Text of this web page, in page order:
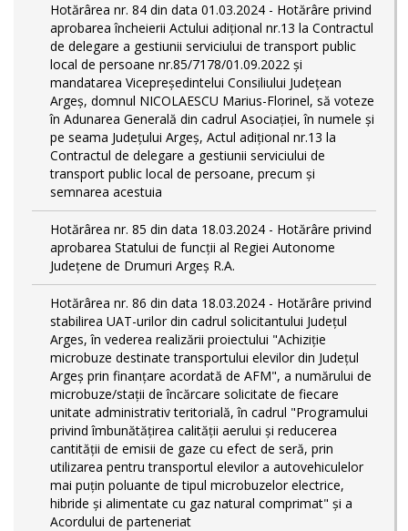
Hotărârea nr. 84 din data 01.03.2024 - Hotărâre privind
aprobarea încheierii Actului adițional nr.13 la Contractul
de delegare a gestiunii serviciului de transport public
local de persoane nr.85/7178/01.09.2022 și
mandatarea Vicepreședintelui Consiliului Județean
Argeș, domnul NICOLAESCU Marius-Florinel, să voteze
în Adunarea Generală din cadrul Asociației, în numele și
pe seama Județului Argeș, Actul adițional nr.13 la
Contractul de delegare a gestiunii serviciului de
transport public local de persoane, precum și
semnarea acestuia
Hotărârea nr. 85 din data 18.03.2024 - Hotărâre privind
aprobarea Statului de funcţii al Regiei Autonome
Județene de Drumuri Argeș R.A.
Hotărârea nr. 86 din data 18.03.2024 - Hotărâre privind
stabilirea UAT-urilor din cadrul solicitantului Județul
Arges, în vederea realizării proiectului "Achiziție
microbuze destinate transportului elevilor din Județul
Argeș prin finanțare acordată de AFM", a numărului de
microbuze/stații de încărcare solicitate de fiecare
unitate administrativ teritorială, în cadrul "Programului
privind îmbunătățirea calității aerului și reducerea
cantității de emisii de gaze cu efect de seră, prin
utilizarea pentru transportul elevilor a autovehiculelor
mai puțin poluante de tipul microbuzelor electrice,
hibride și alimentate cu gaz natural comprimat" și a
Acordului de parteneriat